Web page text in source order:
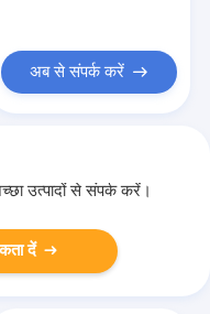
अब से संपर्क करें
उत्पादों से संपर्क करें।
दें